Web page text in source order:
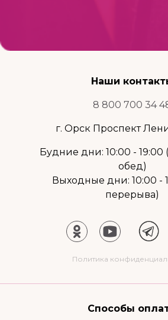
Наши
8 800 700 34
г. Орск Проспект
Будние дни: 10:00 - 19:00
обед)
Выходные дни: 10:00 -
перерыва)
Политика
Способы